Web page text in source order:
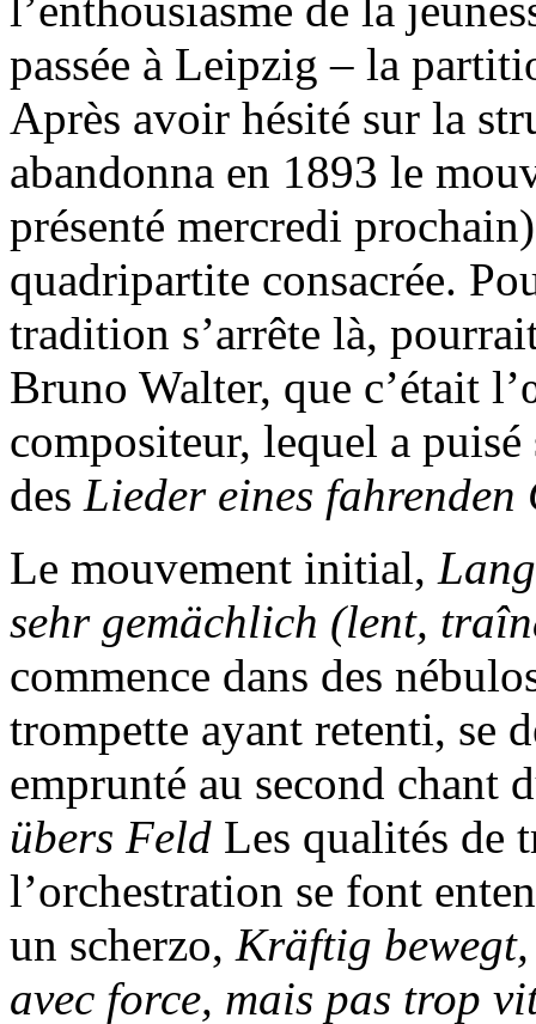
passée à Leipzig – la
Après avoir hésité sur la
abandonna en 1893 le
présenté mercredi
quadripartite consacrée.
tradition s’arrête là,
Bruno Walter, que c’était
compositeur, lequel a
des Lieder eines fahrenden
Le mouvement initial,
sehr gemächlich (lent,
commence dans des
trompette ayant retenti, se
emprunté au second chant
übers Feld Les qualités de
l’orchestration se font
un scherzo, Kräftig
avec force, mais pas trop